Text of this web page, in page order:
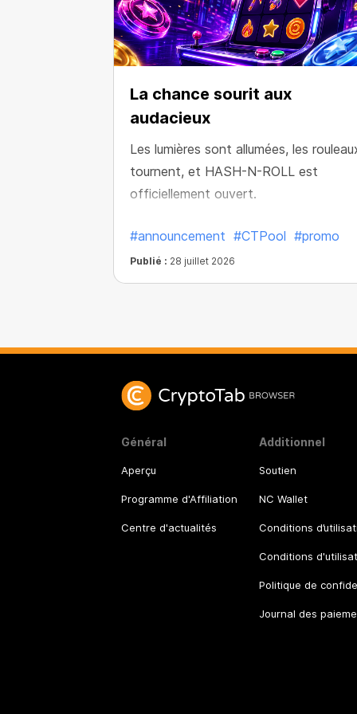
La chance sourit aux
audacieux
Les lumières sont allumées, les
tournent, et HASH-N-ROLL est
officiellement ouvert.
#announcement #CTPool #promo
Publié : 28 juillet 2026
Général
Aperçu
Programme d'Affiliation
Centre d'actualités
Additionnel
Soutien
NC Wallet
Conditions
Conditions
Politique de
Journal des